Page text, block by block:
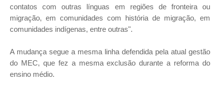
contatos com outras línguas em regiões de fronteira ou
migração, em comunidades com história de migração, em
comunidades indígenas, entre outras".
A mudança segue a mesma linha defendida pela atual gestão
do MEC, que fez a mesma exclusão durante a reforma do
ensino médio.